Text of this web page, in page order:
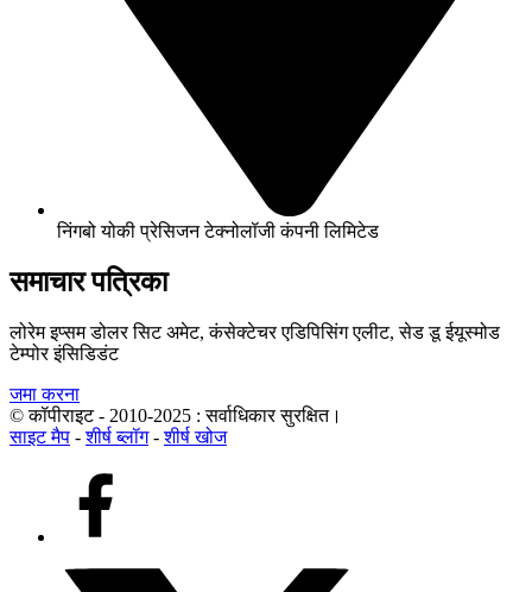
निंगबो योकी प्रेसिजन टेक्नोलॉजी कंपनी लिमिटेड
समाचार पत्रिका
लोरेम इप्सम डोलर सिट अमेट, कंसेक्टेचर एडिपिसिंग एलीट, सेड डू ईयूस्मोड
टेम्पोर इंसिडिडंट
जमा करना
© कॉपीराइट - 2010-2025 : सर्वाधिकार सुरक्षित।
साइट मैप -शीर्ष ब्लॉग-शीर्ष खोज